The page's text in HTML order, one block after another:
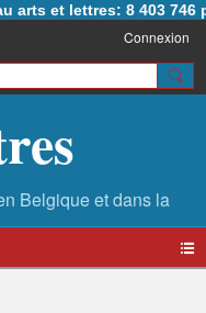
arts et lettres: 8 403 746
Connexion